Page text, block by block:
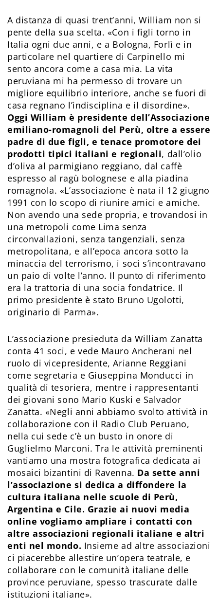
A distanza di quasi trent’anni, William non si
pente della sua scelta. «Con i figli torno in
Italia ogni due anni, e a Bologna, Forlì e in
particolare nel quartiere di Carpinello mi
sento ancora come a casa mia. La vita
peruviana mi ha permesso di trovare un
migliore equilibrio interiore, anche se fuori di
casa regnano l’indisciplina e il disordine».
Oggi William è presidente dell’Associazione
emiliano-romagnoli del Perù, oltre a essere
padre di due figli, e tenace promotore dei
prodotti tipici italiani e regionali, dall’olio
d’oliva al parmigiano reggiano, dal caffè
espresso al ragù bolognese e alla piadina
romagnola. «L’associazione è nata il 12 giugno
1991 con lo scopo di riunire amici e amiche.
Non avendo una sede propria, e trovandosi in
una metropoli come Lima senza
circonvallazioni, senza tangenziali, senza
metropolitana, e all’epoca ancora sotto la
minaccia del terrorismo, i soci s’incontravano
un paio di volte l’anno. Il punto di riferimento
era la trattoria di una socia fondatrice. Il
primo presidente è stato Bruno Ugolotti,
originario di Parma».
L’associazione presieduta da William Zanatta
conta 41 soci, e vede Mauro Ancherani nel
ruolo di vicepresidente, Arianne Reggiani
come segretaria e Giuseppina Monducci in
qualità di tesoriera, mentre i rappresentanti
dei giovani sono Mario Kuski e Salvador
Zanatta. «Negli anni abbiamo svolto attività in
collaborazione con il Radio Club Peruano,
nella cui sede c’è un busto in onore di
Guglielmo Marconi. Tra le attività preminenti
vantiamo una mostra fotografica dedicata ai
mosaici bizantini di Ravenna. Da sette anni
l’associazione si dedica a diffondere la
cultura italiana nelle scuole di Perù,
Argentina e Cile. Grazie ai nuovi media
online vogliamo ampliare i contatti con
altre associazioni regionali italiane e altri
enti nel mondo. Insieme ad altre associazioni
ci piacerebbe allestire un’opera teatrale, e
collaborare con le comunità italiane delle
province peruviane, spesso trascurate dalle
istituzioni italiane».